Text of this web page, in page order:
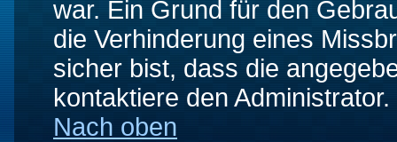
war. Ein Grund für den
die Verhinderung eines
sicher bist, dass die
kontaktiere den Administrator.
Nach oben